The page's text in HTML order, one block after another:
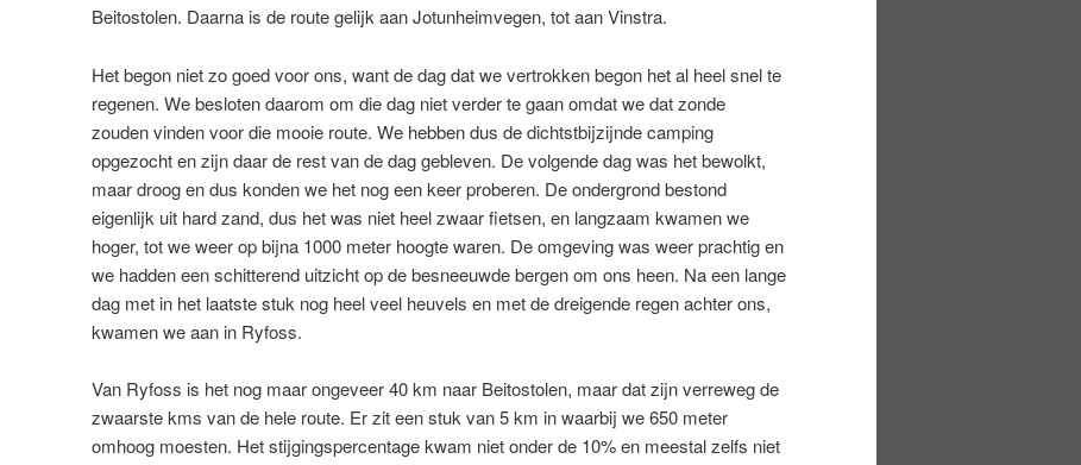
Beitostolen. Daarna is de route gelijk aan Jotunheimvegen, tot aan Vinstra.
Het begon niet zo goed voor ons, want de dag dat we vertrokken begon het al heel snel te
regenen. We besloten daarom om die dag niet verder te gaan omdat we dat zonde
zouden vinden voor die mooie route. We hebben dus de dichtstbijzijnde camping
opgezocht en zijn daar de rest van de dag gebleven. De volgende dag was het bewolkt,
maar droog en dus konden we het nog een keer proberen. De ondergrond bestond
eigenlijk uit hard zand, dus het was niet heel zwaar fietsen, en langzaam kwamen we
hoger, tot we weer op bijna 1000 meter hoogte waren. De omgeving was weer prachtig en
we hadden een schitterend uitzicht op de besneeuwde bergen om ons heen. Na een lange
dag met in het laatste stuk nog heel veel heuvels en met de dreigende regen achter ons,
kwamen we aan in Ryfoss.
Van Ryfoss is het nog maar ongeveer 40 km naar Beitostolen, maar dat zijn verreweg de
zwaarste kms van de hele route. Er zit een stuk van 5 km in waarbij we 650 meter
omhoog moesten. Het stijgingspercentage kwam niet onder de 10% en meestal zelfs niet